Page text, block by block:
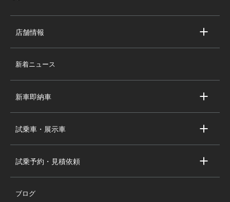
店舗情報
スタッフ紹介
個人情報の取り扱い
新着ニュース
新車即納車
シボレー新車即納車
試乗車・展示車
シボレー試乗車・展示車
試乗予約・見積依頼
ブログ